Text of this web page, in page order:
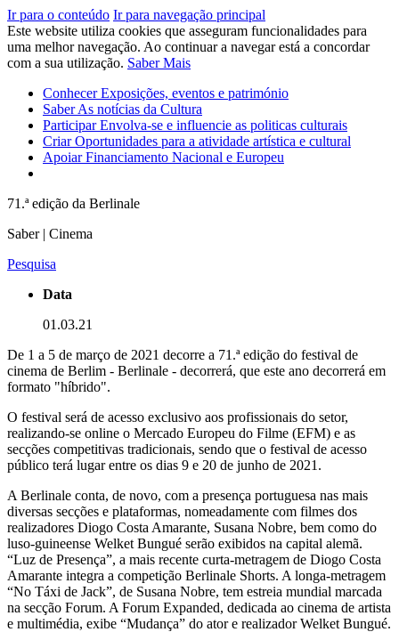
Ir para o conteúdo Ir para navegação principal
Este website utiliza cookies que asseguram funcionalidades para
uma melhor navegação. Ao continuar a navegar está a concordar
com a sua utilização. Saber Mais
ConhecerExposições, eventos e património
SaberAs notícias da Cultura
ParticiparEnvolva-se e influencie as politicas culturais
CriarOportunidades para a atividade artística e cultural
ApoiarFinanciamento Nacional e Europeu
71.ª edição da Berlinale
Saber | Cinema
Pesquisa
Data
01.03.21
De 1 a 5 de março de 2021 decorre a 71.ª edição do festival de
cinema de Berlim - Berlinale - decorrerá, que este ano decorrerá em
formato "híbrido".
O festival será de acesso exclusivo aos profissionais do setor,
realizando-se online o Mercado Europeu do Filme (EFM) e as
secções competitivas tradicionais, sendo que o festival de acesso
público terá lugar entre os dias 9 e 20 de junho de 2021.
A Berlinale conta, de novo, com a presença portuguesa nas mais
diversas secções e plataformas, nomeadamente com filmes dos
realizadores Diogo Costa Amarante, Susana Nobre, bem como do
luso-guineense Welket Bungué serão exibidos na capital alemã.
“Luz de Presença”, a mais recente curta-metragem de Diogo Costa
Amarante integra a competição Berlinale Shorts. A longa-metragem
“No Táxi de Jack”, de Susana Nobre, tem estreia mundial marcada
na secção Forum. A Forum Expanded, dedicada ao cinema de artista
e multimédia, exibe “Mudança” do ator e realizador Welket Bungué.